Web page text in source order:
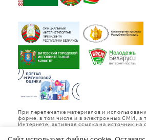
При перепечатке материалов и
форме, в том числе и в электронных СМИ, а
Интернете, активная ссылка на источник на